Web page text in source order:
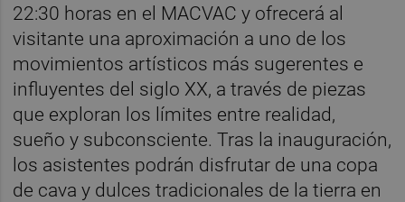
22:30 horas en el MACVAC y ofrecerá al
visitante una aproximación a uno de los
movimientos artísticos más sugerentes e
influyentes del siglo XX, a través de piezas
que exploran los límites entre realidad,
sueño y subconsciente. Tras la inauguración,
los asistentes podrán disfrutar de una copa
de cava y dulces tradicionales de la tierra en